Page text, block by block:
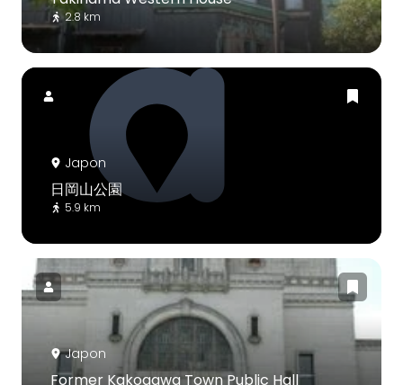
2.8 km
Japon
日岡山公園
5.9 km
Japon
Former Kakogawa Town Public Hall